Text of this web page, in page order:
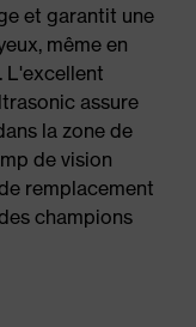
et garantit une
même en
L'excellent
assure
la zone de
de vision
remplacement
champions